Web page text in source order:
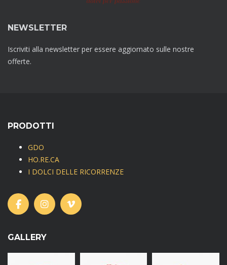
NEWSLETTER
Iscriviti alla newsletter per essere aggiornato sulle nostre
offerte.
PRODOTTI
GDO
HO.RE.CA
I DOLCI DELLE RICORRENZE
GALLERY